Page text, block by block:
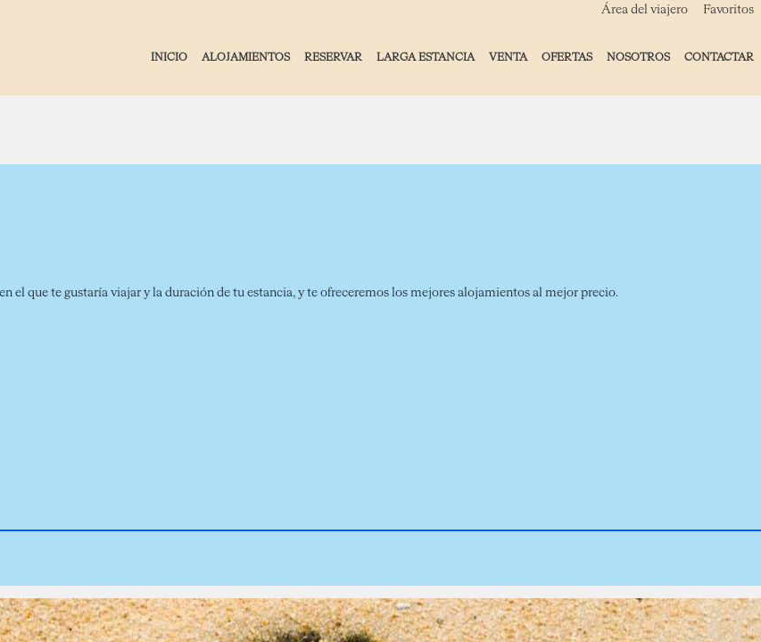
Favoritos
Área del viajero
INICIO ALOJAMIENTOS RESERVAR LARGA ESTANCIA VENTA OFERTAS NOSOTROS CONTACTAR
el que te gustaría viajar y la duración de tu estancia, y te ofreceremos los mejores alojamientos al mejor precio.